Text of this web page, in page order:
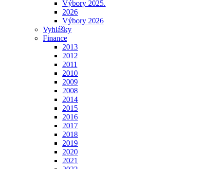
Výbory 2025.
2026
Výbory 2026
Vyhlášky
Finance
2013
2012
2011
2010
2009
2008
2014
2015
2016
2017
2018
2019
2020
2021